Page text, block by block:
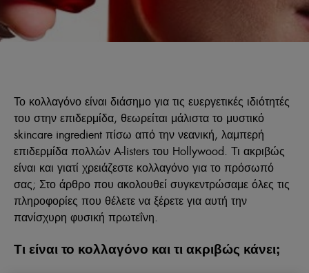
Το κολλαγόνο είναι διάσημο για τις ευεργετικές ιδιότητές
του στην επιδερμίδα, θεωρείται μάλιστα το μυστικό
skincare ingredient πίσω από την νεανική, λαμπερή
επιδερμίδα πολλών A-listers του Hollywood. Τι ακριβώς
είναι και γιατί χρειάζεστε κολλαγόνο για το πρόσωπό
σας; Στο άρθρο που ακολουθεί συγκεντρώσαμε όλες τις
πληροφορίες που θέλετε να ξέρετε για αυτή την
πανίσχυρη φυσική πρωτεΐνη.
Τι είναι το κολλαγόνο και τι ακριβώς κάνει;